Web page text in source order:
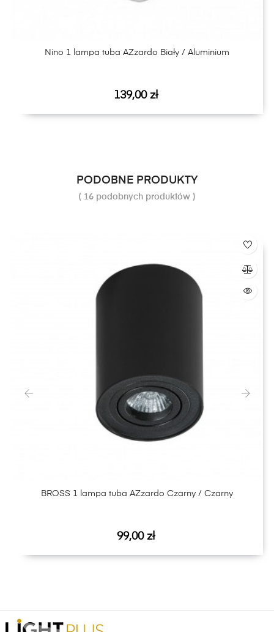
Nino 1 lampa tuba AZzardo Biały / Aluminium
Cena
139,00 zł
PODOBNE PRODUKTY
( 16 podobnych produktów )
BROSS 1 lampa tuba AZzardo Czarny / Czarny
Cena
99,00 zł